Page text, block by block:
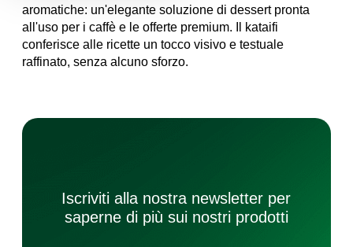
aromatiche: un'elegante soluzione di dessert pronta
all'uso per i caffè e le offerte premium. Il kataifi
conferisce alle ricette un tocco visivo e testuale
raffinato, senza alcuno sforzo.
Iscriviti alla nostra newsletter per
saperne di più sui nostri prodotti